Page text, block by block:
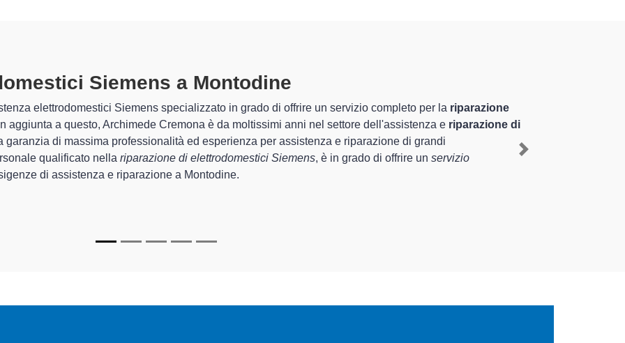
Siemens A Montodine
Cremona sono in grado di garantire al cliente esperienza pluriennale nel territorio di Montodine e provincia
e lariparazione del tuo elettrodomestico Siemens a Montodine, mediante il ripristino rapido del
di Archimede Cremona sono in grado di fornire interventi di diverse tipologie sugli elettrodomestici da
Next